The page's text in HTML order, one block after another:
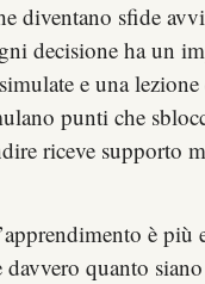
diventano sfide
decisione ha un
e una
punti che
riceve supporto
è più
quanto